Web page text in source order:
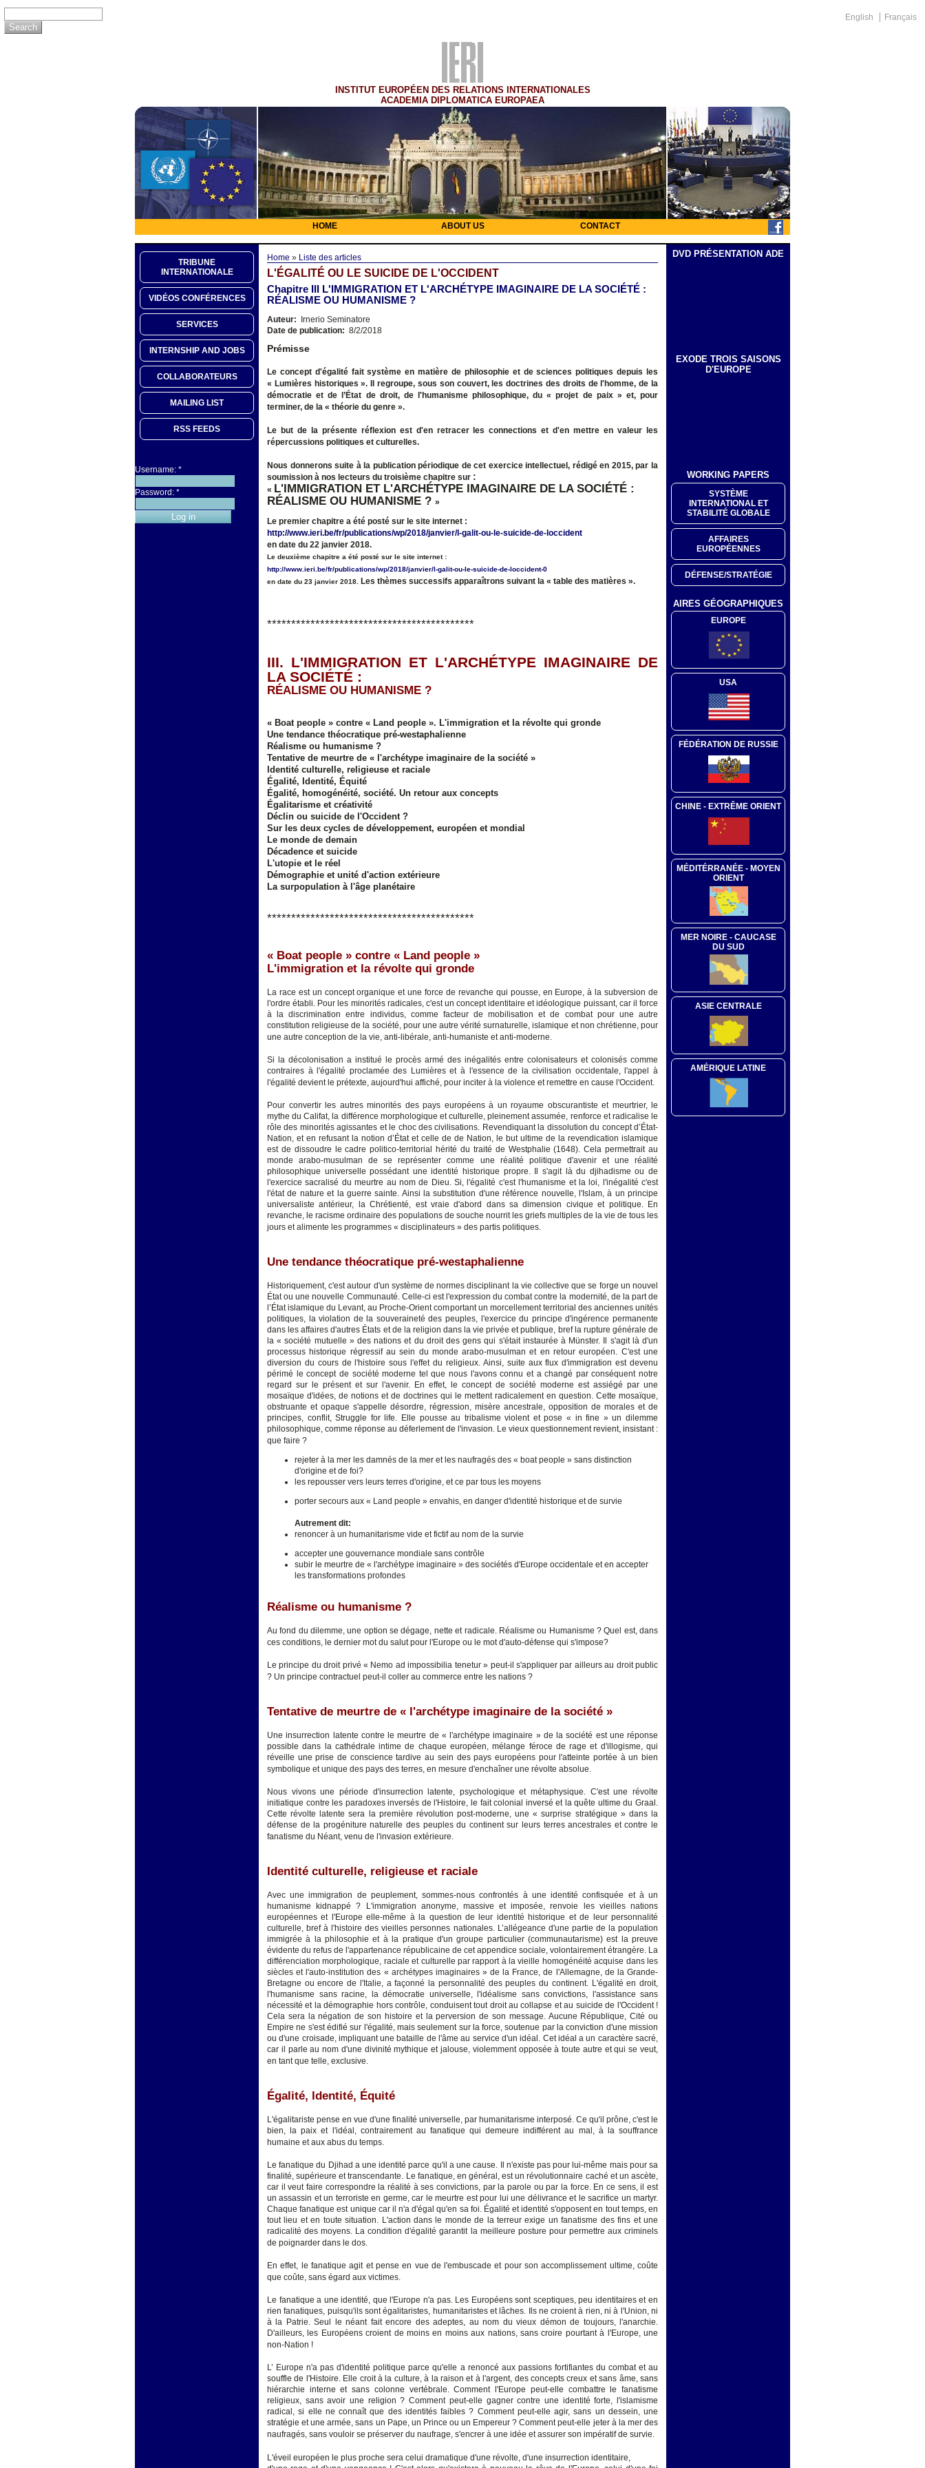
English Français
INSTITUT EUROPÉEN DES RELATIONS INTERNATIONALES
ACADEMIA DIPLOMATICA EUROPAEA
HOME ABOUT US CONTACT
TRIBUNE
INTERNATIONALE
VIDÉOS CONFÉRENCES
SERVICES
INTERNSHIP AND JOBS
COLLABORATEURS
MAILING LIST
RSS FEEDS
Username: *
Password: *
Home » Liste des articles
L'ÉGALITÉ OU LE SUICIDE DE L'OCCIDENT
Chapitre III L'IMMIGRATION ET L'ARCHÉTYPE IMAGINAIRE DE LA SOCIÉTÉ :
RÉALISME OU HUMANISME ?
Auteur: Irnerio Seminatore
Date de publication: 8/2/2018
Prémisse
Le concept d'égalité fait système en matière de philosophie et de sciences politiques depuis les
« Lumières historiques ». Il regroupe, sous son couvert, les doctrines des droits de l'homme, de la
démocratie et de l’État de droit, de l'humanisme philosophique, du « projet de paix » et, pour
terminer, de la « théorie du genre ».
Le but de la présente réflexion est d'en retracer les connections et d'en mettre en valeur les
répercussions politiques et culturelles.
Nous donnerons suite à la publication périodique de cet exercice intellectuel, rédigé en 2015, par la
soumission à nos lecteurs du troisième chapitre sur :
« L'IMMIGRATION ET L'ARCHÉTYPE IMAGINAIRE DE LA SOCIÉTÉ :
RÉALISME OU HUMANISME ? »
Le premier chapitre a été posté sur le site internet :
http://www.ieri.be/fr/publications/wp/2018/janvier/l-galit-ou-le-suicide-de-loccident
en date du 22 janvier 2018.
Le deuxième chapitre a été posté sur le site internet :
http://www.ieri.be/fr/publications/wp/2018/janvier/l-galit-ou-le-suicide-de-loccident-0
en date du 23 janvier 2018. Les thèmes successifs apparaîtrons suivant la « table des matières ».
*******************************************
III. L'IMMIGRATION ET L'ARCHÉTYPE IMAGINAIRE DE
LA SOCIÉTÉ :
RÉALISME OU HUMANISME ?
« Boat people » contre « Land people ». L'immigration et la révolte qui gronde
Une tendance théocratique pré-westaphalienne
Réalisme ou humanisme ?
Tentative de meurtre de « l'archétype imaginaire de la société »
Identité culturelle, religieuse et raciale
Égalité, Identité, Équité
Égalité, homogénéité, société. Un retour aux concepts
Égalitarisme et créativité
Déclin ou suicide de l'Occident ?
Sur les deux cycles de développement, européen et mondial
Le monde de demain
Décadence et suicide
L'utopie et le réel
Démographie et unité d'action extérieure
La surpopulation à l'âge planétaire
*******************************************
« Boat people » contre « Land people »
L'immigration et la révolte qui gronde
La race est un concept organique et une force de revanche qui pousse, en Europe, à la subversion de
l'ordre établi. Pour les minorités radicales, c'est un concept identitaire et idéologique puissant, car il force
à la discrimination entre individus, comme facteur de mobilisation et de combat pour une autre
constitution religieuse de la société, pour une autre vérité surnaturelle, islamique et non chrétienne, pour
une autre conception de la vie, anti-libérale, anti-humaniste et anti-moderne.
Si la décolonisation a institué le procès armé des inégalités entre colonisateurs et colonisés comme
contraires à l'égalité proclamée des Lumières et à l'essence de la civilisation occidentale, l'appel à
l'égalité devient le prétexte, aujourd'hui affiché, pour inciter à la violence et remettre en cause l'Occident.
Pour convertir les autres minorités des pays européens à un royaume obscurantiste et meurtrier, le
mythe du Califat, la différence morphologique et culturelle, pleinement assumée, renforce et radicalise le
rôle des minorités agissantes et le choc des civilisations. Revendiquant la dissolution du concept d’État-
Nation, et en refusant la notion d’État et celle de de Nation, le but ultime de la revendication islamique
est de dissoudre le cadre politico-territorial hérité du traité de Westphalie (1648). Cela permettrait au
monde arabo-musulman de se représenter comme une réalité politique d'avenir et une réalité
philosophique universelle possédant une identité historique propre. Il s'agit là du djihadisme ou de
l'exercice sacralisé du meurtre au nom de Dieu. Si, l'égalité c'est l'humanisme et la loi, l'inégalité c'est
l'état de nature et la guerre sainte. Ainsi la substitution d'une référence nouvelle, l'Islam, à un principe
universaliste antérieur, la Chrétienté, est vraie d'abord dans sa dimension civique et politique. En
revanche, le racisme ordinaire des populations de souche nourrit les griefs multiples de la vie de tous les
jours et alimente les programmes « disciplinateurs » des partis politiques.
Une tendance théocratique pré-westaphalienne
Historiquement, c'est autour d'un système de normes disciplinant la vie collective que se forge un nouvel
État ou une nouvelle Communauté. Celle-ci est l'expression du combat contre la modernité, de la part de
l’État islamique du Levant, au Proche-Orient comportant un morcellement territorial des anciennes unités
politiques, la violation de la souveraineté des peuples, l'exercice du principe d'ingérence permanente
dans les affaires d'autres États et de la religion dans la vie privée et publique, bref la rupture générale de
la « société mutuelle » des nations et du droit des gens qui s'était instaurée à Münster. Il s'agit là d'un
processus historique régressif au sein du monde arabo-musulman et en retour européen. C'est une
diversion du cours de l'histoire sous l'effet du religieux. Ainsi, suite aux flux d'immigration est devenu
périmé le concept de société moderne tel que nous l'avons connu et a changé par conséquent notre
regard sur le présent et sur l'avenir. En effet, le concept de société moderne est assiégé par une
mosaïque d'idées, de notions et de doctrines qui le mettent radicalement en question. Cette mosaïque,
obstruante et opaque s'appelle désordre, régression, misère ancestrale, opposition de morales et de
principes, conflit, Struggle for life. Elle pousse au tribalisme violent et pose « in fine » un dilemme
philosophique, comme réponse au déferlement de l'invasion. Le vieux questionnement revient, insistant :
que faire ?
rejeter à la mer les damnés de la mer et les naufragés des « boat people » sans distinction
d'origine et de foi?
les repousser vers leurs terres d'origine, et ce par tous les moyens
porter secours aux « Land people » envahis, en danger d'identité historique et de survie
Autrement dit:
renoncer à un humanitarisme vide et fictif au nom de la survie
accepter une gouvernance mondiale sans contrôle
subir le meurtre de « l'archétype imaginaire » des sociétés d'Europe occidentale et en accepter
les transformations profondes
Réalisme ou humanisme ?
Au fond du dilemme, une option se dégage, nette et radicale. Réalisme ou Humanisme ? Quel est, dans
ces conditions, le dernier mot du salut pour l'Europe ou le mot d'auto-défense qui s'impose?
Le principe du droit privé « Nemo ad impossibilia tenetur » peut-il s'appliquer par ailleurs au droit public
? Un principe contractuel peut-il coller au commerce entre les nations ?
Tentative de meurtre de « l'archétype imaginaire de la société »
Une insurrection latente contre le meurtre de « l'archétype imaginaire » de la société est une réponse
possible dans la cathédrale intime de chaque européen, mélange féroce de rage et d'illogisme, qui
réveille une prise de conscience tardive au sein des pays européens pour l'atteinte portée à un bien
symbolique et unique des pays des terres, en mesure d'enchaîner une révolte absolue.
Nous vivons une période d'insurrection latente, psychologique et métaphysique. C'est une révolte
initiatique contre les paradoxes inversés de l'Histoire, le fait colonial inversé et la quête ultime du Graal.
Cette révolte latente sera la première révolution post-moderne, une « surprise stratégique » dans la
défense de la progéniture naturelle des peuples du continent sur leurs terres ancestrales et contre le
fanatisme du Néant, venu de l'invasion extérieure.
Identité culturelle, religieuse et raciale
Avec une immigration de peuplement, sommes-nous confrontés à une identité confisquée et à un
humanisme kidnappé ? L'immigration anonyme, massive et imposée, renvoie les vieilles nations
européennes et l'Europe elle-même à la question de leur identité historique et de leur personnalité
culturelle, bref à l'histoire des vieilles personnes nationales. L’allégeance d'une partie de la population
immigrée à la philosophie et à la pratique d'un groupe particulier (communautarisme) est la preuve
évidente du refus de l'appartenance républicaine de cet appendice sociale, volontairement étrangère. La
différenciation morphologique, raciale et culturelle par rapport à la vieille homogénéité acquise dans les
siècles et l'auto-institution des « archétypes imaginaires » de la France, de l'Allemagne, de la Grande-
Bretagne ou encore de l'Italie, a façonné la personnalité des peuples du continent. L'égalité en droit,
l'humanisme sans racine, la démocratie universelle, l'idéalisme sans convictions, l'assistance sans
nécessité et la démographie hors contrôle, conduisent tout droit au collapse et au suicide de l'Occident !
Cela sera la négation de son histoire et la perversion de son message. Aucune République, Cité ou
Empire ne s'est édifié sur l'égalité, mais seulement sur la force, soutenue par la conviction d'une mission
ou d'une croisade, impliquant une bataille de l'âme au service d'un idéal. Cet idéal a un caractère sacré,
car il parle au nom d'une divinité mythique et jalouse, violemment opposée à toute autre et qui se veut,
en tant que telle, exclusive.
Égalité, Identité, Équité
L'égalitariste pense en vue d'une finalité universelle, par humanitarisme interposé. Ce qu'il prône, c'est le
bien, la paix et l'idéal, contrairement au fanatique qui demeure indifférent au mal, à la souffrance
humaine et aux abus du temps.
Le fanatique du Djihad a une identité parce qu'il a une cause. Il n'existe pas pour lui-même mais pour sa
finalité, supérieure et transcendante. Le fanatique, en général, est un révolutionnaire caché et un ascète,
car il veut faire correspondre la réalité à ses convictions, par la parole ou par la force. En ce sens, il est
un assassin et un terroriste en germe, car le meurtre est pour lui une délivrance et le sacrifice un martyr.
Chaque fanatique est unique car il n'a d'égal qu'en sa foi. Égalité et identité s'opposent en tout temps, en
tout lieu et en toute situation. L'action dans le monde de la terreur exige un fanatisme des fins et une
radicalité des moyens. La condition d'égalité garantit la meilleure posture pour permettre aux criminels
de poignarder dans le dos.
En effet, le fanatique agit et pense en vue de l'embuscade et pour son accomplissement ultime, coûte
que coûte, sans égard aux victimes.
Le fanatique a une identité, que l'Europe n'a pas. Les Européens sont sceptiques, peu identitaires et en
rien fanatiques, puisqu'ils sont égalitaristes, humanitaristes et lâches. Ils ne croient à rien, ni à l'Union, ni
à la Patrie. Seul le néant fait encore des adeptes, au nom du vieux démon de toujours, l'anarchie.
D'ailleurs, les Européens croient de moins en moins aux nations, sans croire pourtant à l'Europe, une
non-Nation !
L’ Europe n'a pas d'identité politique parce qu'elle a renoncé aux passions fortifiantes du combat et au
souffle de l'Histoire. Elle croit à la culture, à la raison et à l'argent, des concepts creux et sans âme, sans
hiérarchie interne et sans colonne vertébrale. Comment l'Europe peut-elle combattre le fanatisme
religieux, sans avoir une religion ? Comment peut-elle gagner contre une identité forte, l'islamisme
radical, si elle ne connaît que des identités faibles ? Comment peut-elle agir, sans un dessein, une
stratégie et une armée, sans un Pape, un Prince ou un Empereur ? Comment peut-elle jeter à la mer des
naufragés, sans vouloir se préserver du naufrage, s'encrer à une idée et assurer son impératif de survie.
L'éveil européen le plus proche sera celui dramatique d'une révolte, d'une insurrection identitaire,
DVD PRÉSENTATION ADE
EXODE TROIS SAISONS
D'EUROPE
WORKING PAPERS
SYSTÈME
INTERNATIONAL ET
STABILITÉ GLOBALE
AFFAIRES
EUROPÉENNES
DÉFENSE/STRATÉGIE
AIRES GÉOGRAPHIQUES
EUROPE
USA
FÉDÉRATION DE RUSSIE
CHINE - EXTRÊME ORIENT
MÉDITÉRRANÉE - MOYEN
ORIENT
MER NOIRE - CAUCASE
DU SUD
ASIE CENTRALE
AMÉRIQUE LATINE